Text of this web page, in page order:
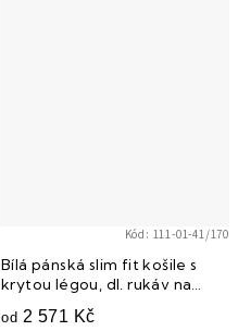
Bílá pánská slim fit košile s
krytou légou, dl. rukáv na
manž. knoflíčky, 111-01
od 2 571 Kč
Kód: 111-01-41/170